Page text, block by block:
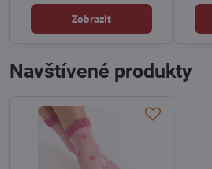
Zobrazit
Navštívené produkty